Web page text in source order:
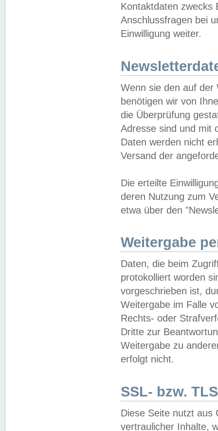
Kontaktdaten zwecks
Anschlussfragen bei
Einwilligung weiter.
Wenn sie den auf der
benötigen wir von
die Überprüfung
Adresse sind und mit
Daten werden nicht
Versand der
Die erteilte
deren Nutzung zum
etwa über den
Weitergabe
Daten, die beim
protokolliert worden
vorgeschrieben ist,
Weitergabe im Falle
Rechts- oder
Dritte zur
Weitergabe zu
erfolgt nicht.
SSL- bzw.
Diese Seite nutzt aus
vertraulicher Inhalte,